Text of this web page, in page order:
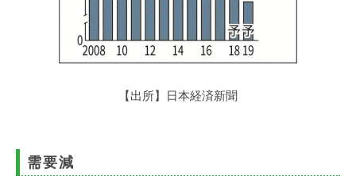
【出所】日本経済新聞
需要減